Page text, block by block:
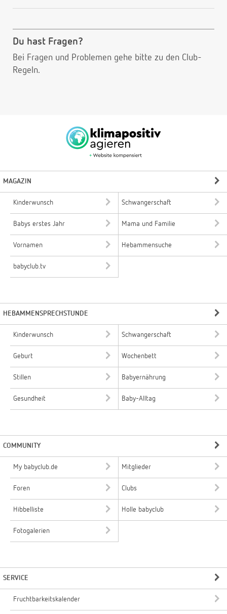
Du hast Fragen?
Bei Fragen und Problemen gehe bitte zu den Club-
Regeln.
MAGAZIN
Kinderwunsch Schwangerschaft
Babys erstes Jahr Mama und Familie
Vornamen Hebammensuche
babyclub.tv
HEBAMMENSPRECHSTUNDE
Kinderwunsch Schwangerschaft
Geburt Wochenbett
Stillen Babyernährung
Gesundheit Baby-Alltag
COMMUNITY
My babyclub.de Mitglieder
Foren Clubs
Hibbelliste Holle babyclub
Fotogalerien
SERVICE
Fruchtbarkeitskalender